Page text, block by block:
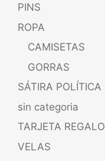
PINS
ROPA
CAMISETAS
GORRAS
SÁTIRA POLÍTICA
sin categoria
TARJETA REGALO
VELAS